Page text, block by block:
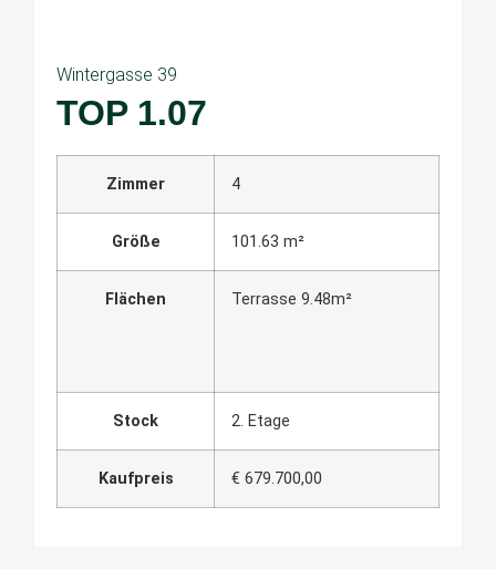
Wintergasse 39
TOP 1.07
Zimmer 4
Größe 101.63 m²
Flächen Terrasse 9.48m²
Stock 2. Etage
Kaufpreis € 679.700,00